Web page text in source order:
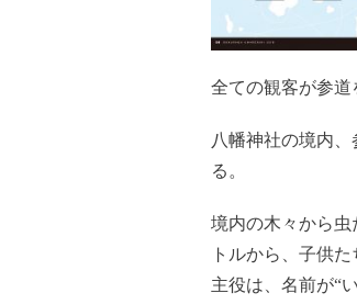
全ての観客が参道
八幡神社の境内
る。
境内の木々から
トルから、子供
主役は、名前が“